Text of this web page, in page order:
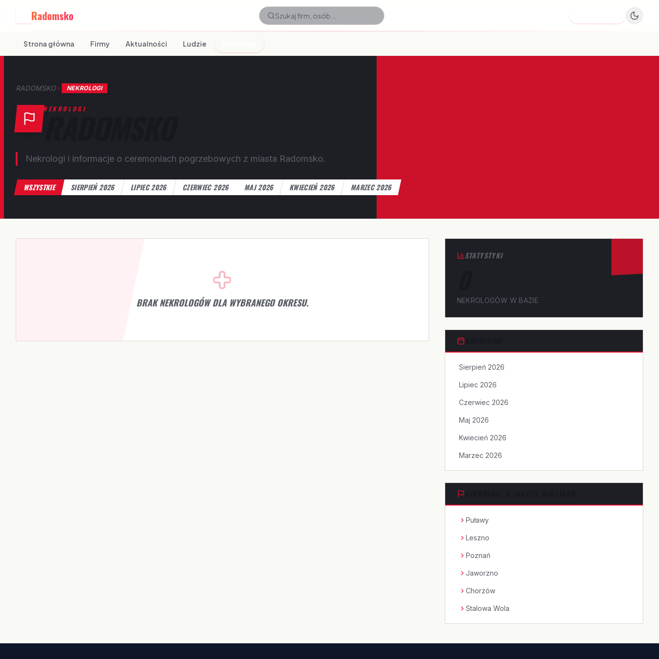
Radomsko
Strona główna Firmy Aktualności Ludzie
RADOMSKO NEKROLOGI
NEKROLOGI
RADOMSKO
Nekrologi i informacje o ceremoniach pogrzebowych z miasta Radomsko.
WSZYSTKIE SIERPIEŃ 2026 LIPIEC 2026 CZERWIEC 2026 MAJ 2026 KWIECIEŃ 2026 MARZEC 2026
BRAK NEKROLOGÓW DLA WYBRANEGO OKRESU.
STATYSTYKI
NEKROLOGÓW W BAZIE
Sierpień 2026
Lipiec 2026
Czerwiec 2026
Maj 2026
Kwiecień 2026
Marzec 2026
Puławy
Leszno
Poznań
Jaworzno
Chorzów
Stalowa Wola